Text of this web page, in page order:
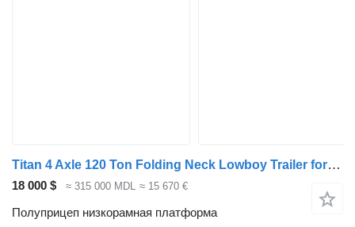
Titan 4 Axle 120 Ton Folding Neck Lowboy Trailer for Sale
18 000 $ ≈ 315 000 MDL ≈ 15 670 €
Полуприцеп низкорамная платформа